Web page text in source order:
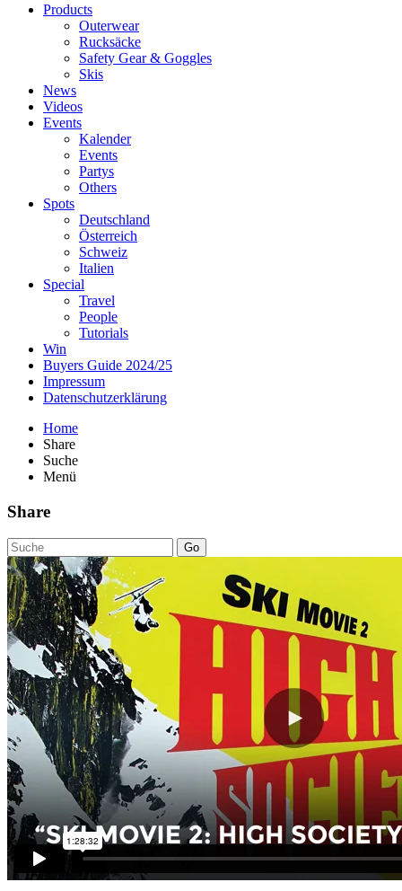
Products
Outerwear
Rucksäcke
Safety Gear & Goggles
Skis
News
Videos
Events
Kalender
Events
Partys
Others
Spots
Deutschland
Österreich
Schweiz
Italien
Special
Travel
People
Tutorials
Win
Buyers Guide 2024/25
Impressum
Datenschutzerklärung
Home
Share
Suche
Menü
Share
Go